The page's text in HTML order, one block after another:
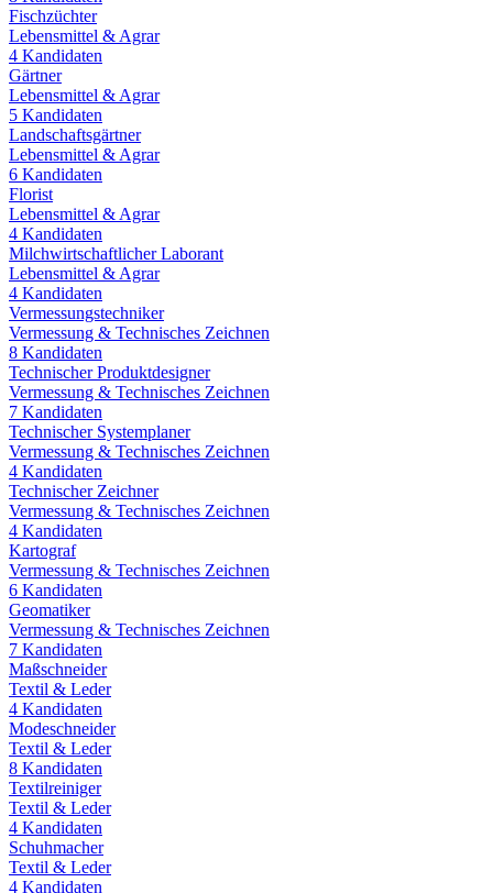
Fischzüchter
Lebensmittel & Agrar
4 Kandidaten
Gärtner
Lebensmittel & Agrar
5 Kandidaten
Landschaftsgärtner
Lebensmittel & Agrar
6 Kandidaten
Florist
Lebensmittel & Agrar
4 Kandidaten
Milchwirtschaftlicher Laborant
Lebensmittel & Agrar
4 Kandidaten
Vermessungstechniker
Vermessung & Technisches Zeichnen
8 Kandidaten
Technischer Produktdesigner
Vermessung & Technisches Zeichnen
7 Kandidaten
Technischer Systemplaner
Vermessung & Technisches Zeichnen
4 Kandidaten
Technischer Zeichner
Vermessung & Technisches Zeichnen
4 Kandidaten
Kartograf
Vermessung & Technisches Zeichnen
6 Kandidaten
Geomatiker
Vermessung & Technisches Zeichnen
7 Kandidaten
Maßschneider
Textil & Leder
4 Kandidaten
Modeschneider
Textil & Leder
8 Kandidaten
Textilreiniger
Textil & Leder
4 Kandidaten
Schuhmacher
Textil & Leder
4 Kandidaten